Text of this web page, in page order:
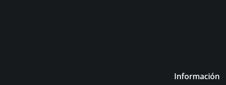
Información